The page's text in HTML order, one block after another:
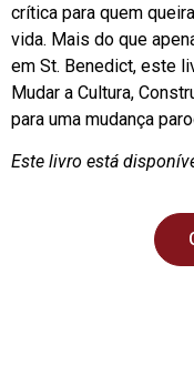
crítica para quem
vida. Mais do que
em St. Benedict, este
Mudar a Cultura,
para uma mudança
Este livro está